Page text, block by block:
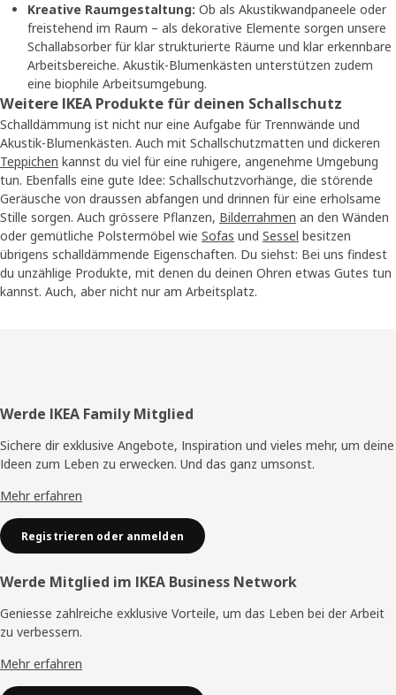
Kreative Raumgestaltung: Ob als Akustikwandpaneele oder
freistehend im Raum – als dekorative Elemente sorgen unsere
Schallabsorber für klar strukturierte Räume und klar erkennbare
Arbeitsbereiche. Akustik-Blumenkästen unterstützen zudem
eine biophile Arbeitsumgebung.
Weitere IKEA Produkte für deinen Schallschutz
Schalldämmung ist nicht nur eine Aufgabe für Trennwände und
Akustik-Blumenkästen. Auch mit Schallschutzmatten und dickeren
Teppichen kannst du viel für eine ruhigere, angenehme Umgebung
tun. Ebenfalls eine gute Idee: Schallschutzvorhänge, die störende
Geräusche von draussen abfangen und drinnen für eine erholsame
Stille sorgen. Auch grössere Pflanzen, Bilderrahmen an den Wänden
oder gemütliche Polstermöbel wie Sofas und Sessel besitzen
übrigens schalldämmende Eigenschaften. Du siehst: Bei uns findest
du unzählige Produkte, mit denen du deinen Ohren etwas Gutes tun
kannst. Auch, aber nicht nur am Arbeitsplatz.
Fusszeile
Werde IKEA Family Mitglied
Sichere dir exklusive Angebote, Inspiration und vieles mehr, um deine
Ideen zum Leben zu erwecken. Und das ganz umsonst.
Mehr erfahren
Registrieren oder anmelden
Werde Mitglied im IKEA Business Network
Geniesse zahlreiche exklusive Vorteile, um das Leben bei der Arbeit
zu verbessern.
Mehr erfahren